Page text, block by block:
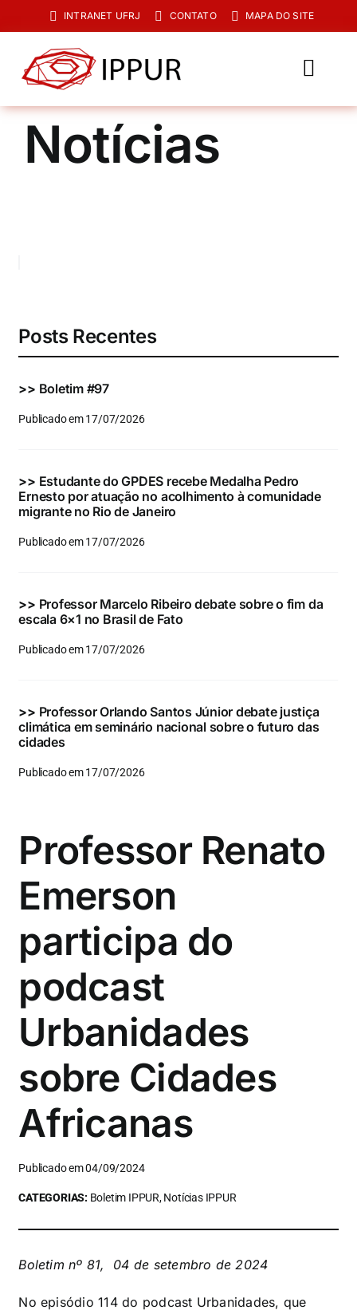
para
conteúdo
INTRANET UFRJ CONTATO MAPA DO SITE
O IPPUR
Graduação
Eventos e Certificados
para:
Notícias
Posts Recentes
>> Boletim #97
Publicado em 17/07/2026
>> Estudante do GPDES recebe Medalha Pedro
Ernesto por atuação no acolhimento à comunidade
migrante no Rio de Janeiro
Publicado em 17/07/2026
>> Professor Marcelo Ribeiro debate sobre o fim da
escala 6×1 no Brasil de Fato
Publicado em 17/07/2026
>> Professor Orlando Santos Júnior debate justiça
climática em seminário nacional sobre o futuro das
cidades
Publicado em 17/07/2026
Professor Renato
Emerson
participa do
podcast
Urbanidades
sobre Cidades
Africanas
Publicado em 04/09/2024
CATEGORIAS: Boletim IPPUR, Notícias IPPUR
Boletim nº 81, 04 de setembro de 2024
No episódio 114 do podcast Urbanidades, que